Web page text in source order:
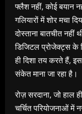
फ्लैश नहीं, कोई बयान
गलियारों में शोर मचा
दोस्ताना बातचीत
डिजिटल प्रोजेक्ट्स के
ही दिशा तय करते हैं,
संकेत माना जा रहा है।
रोज़ सरदाना, जो
चर्चित परियोजनाओं में